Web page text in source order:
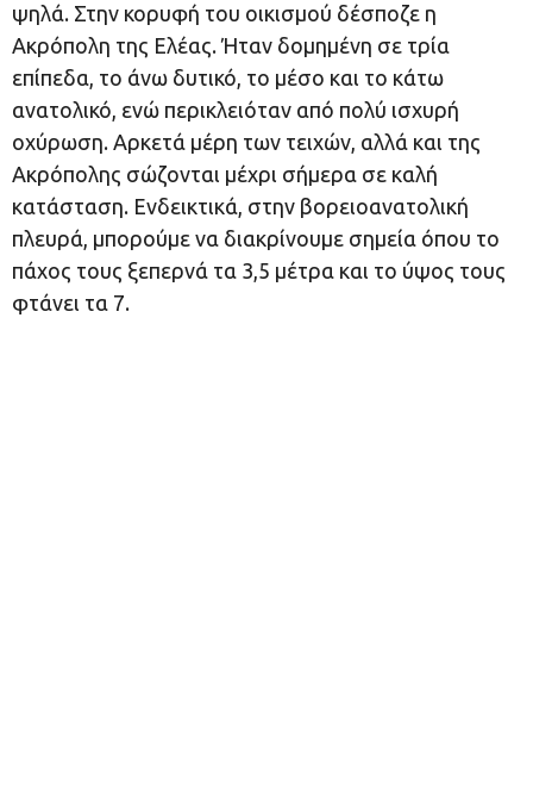
ψηλά. Στην κορυφή του οικισμού δέσποζε η
Ακρόπολη της Ελέας. Ήταν δομημένη σε τρία
επίπεδα, το άνω δυτικό, το μέσο και το κάτω
ανατολικό, ενώ περικλειόταν από πολύ ισχυρή
οχύρωση. Αρκετά μέρη των τειχών, αλλά και της
Ακρόπολης σώζονται μέχρι σήμερα σε καλή
κατάσταση. Ενδεικτικά, στην βορειοανατολική
πλευρά, μπορούμε να διακρίνουμε σημεία όπου το
πάχος τους ξεπερνά τα 3,5 μέτρα και το ύψος τους
φτάνει τα 7.